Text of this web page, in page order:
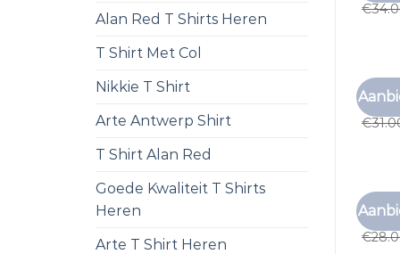
Alan Red T Shirts Heren
T Shirt Met Col
Nikkie T Shirt
Arte Antwerp Shirt
T Shirt Alan Red
Goede Kwaliteit T Shirts
Heren
Arte T Shirt Heren
€
€
€